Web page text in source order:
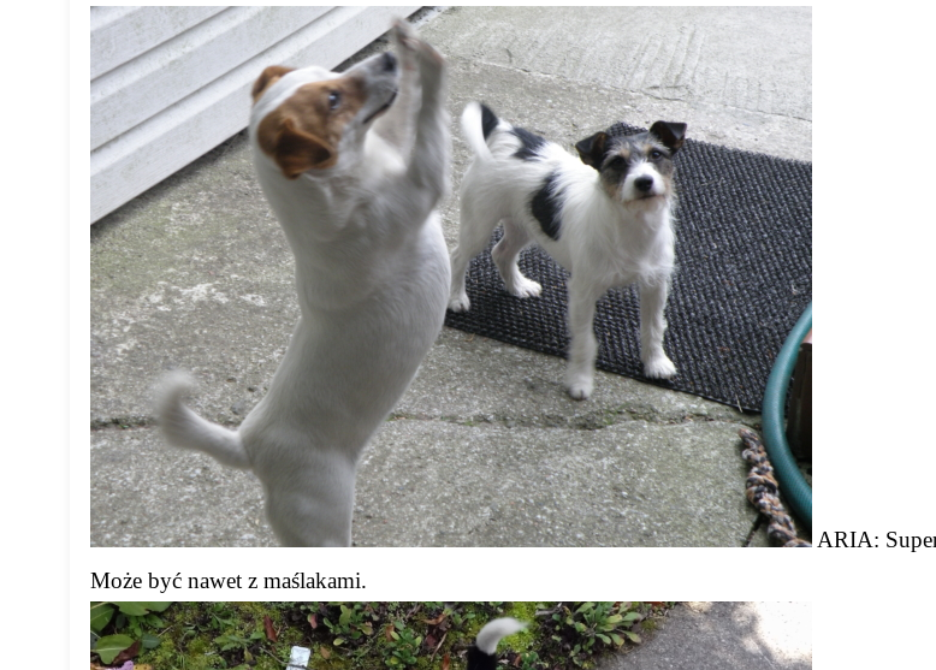
ARIA:
Może być nawet z maślakami.